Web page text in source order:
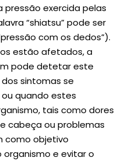
exercida pelas
“shiatsu” pode ser
com os dedos”).
estão afetados, a
pode detetar este
sintomas se
quando estes
tais como dores
cabeça ou problemas
como objetivo
e evitar o